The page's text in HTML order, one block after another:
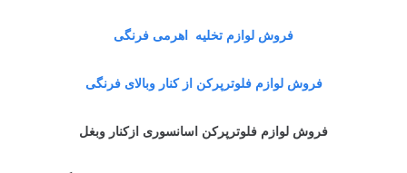
فروش لوازم تخلیه اهرمی فرنگی
فروش لوازم فلوترپرکن از کنار وبالای فرنگی
فروش لوازم فلوترپرکن اسانسوری ازکنار وبغل